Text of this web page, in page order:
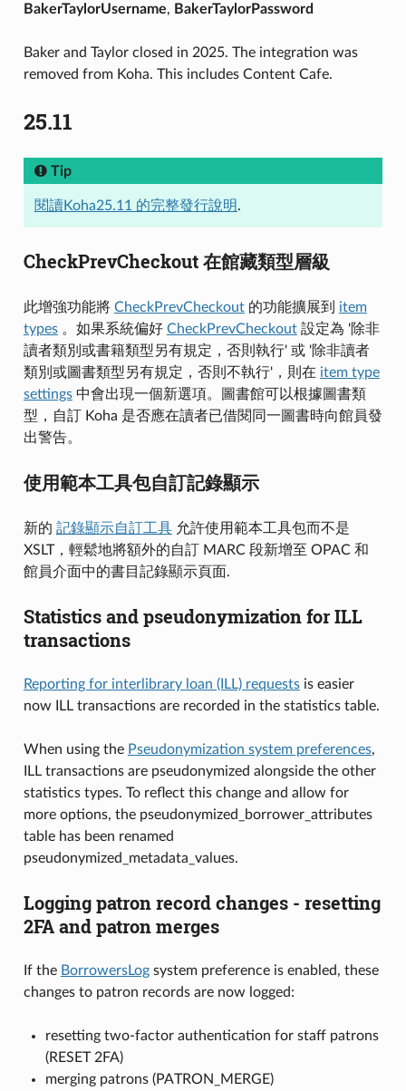
BakerTaylorUsername, BakerTaylorPassword
Baker and Taylor closed in 2025. The integration was
removed from Koha. This includes Content Cafe.
25.11
Tip
閱讀Koha25.11 的完整發行說明.
CheckPrevCheckout 在館藏類型層級
此增強功能將 CheckPrevCheckout的功能擴展到 item
types。如果系統偏好 CheckPrevCheckout設定為 '除非
讀者類別或書籍類型另有規定，否則執行' 或 '除非讀者
類別或圖書類型另有規定，否則不執行'，則在 item type
settings中會出現一個新選項。圖書館可以根據圖書類
型，自訂 Koha 是否應在讀者已借閱同一圖書時向館員發
出警告。
使用範本工具包自訂記錄顯示
新的 記錄顯示自訂工具允許使用範本工具包而不是
XSLT，輕鬆地將額外的自訂 MARC 段新增至 OPAC 和
館員介面中的書目記錄顯示頁面.
Statistics and pseudonymization for ILL
transactions
Reporting for interlibrary loan (ILL) requestsis easier
now ILL transactions are recorded in the statistics table.
When using the Pseudonymization system preferences,
ILL transactions are pseudonymized alongside the other
statistics types. To reflect this change and allow for
more options, the pseudonymized_borrower_attributes
table has been renamed
pseudonymized_metadata_values.
Logging patron record changes - resetting
2FA and patron merges
If the BorrowersLogsystem preference is enabled, these
changes to patron records are now logged:
resetting two-factor authentication for staff patrons
(RESET 2FA)
merging patrons (PATRON_MERGE)